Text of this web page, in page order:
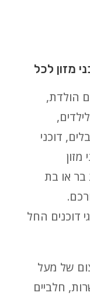
מזון לכל
הולדת,
דוכני
מזון
בר או בת
דוכנים החל
של מעל
חלביים